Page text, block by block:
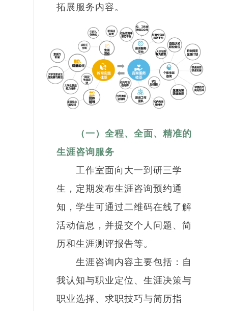
拓展服务内容。
（一）全程、全面、精准的
生涯咨询服务
工作室面向大一到研三学
生，定期发布生涯咨询预约通
知，学生可通过二维码在线了解
活动信息，并提交个人问题、简
历和生涯测评报告等。
生涯咨询内容主要包括：自
我认知与职业定位、生涯决策与
职业选择、求职技巧与简历指